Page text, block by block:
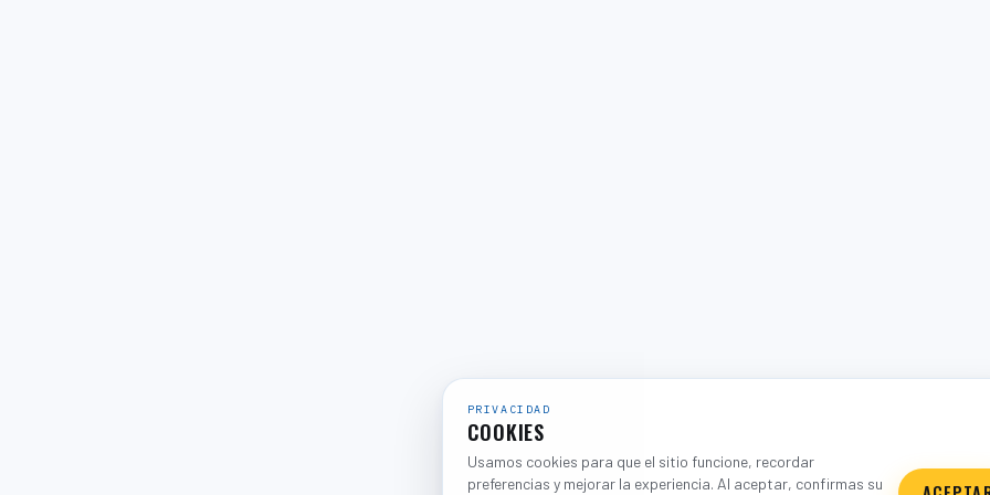
PRIVACIDAD
COOKIES
Usamos cookies para que el sitio funcione, recordar
preferencias y mejorar la experiencia. Al aceptar, confirmas su